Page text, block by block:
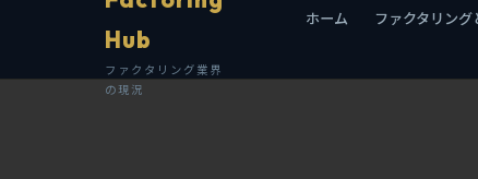
Hub
ファクタリング業界
の現況
ホーム ファクタリング